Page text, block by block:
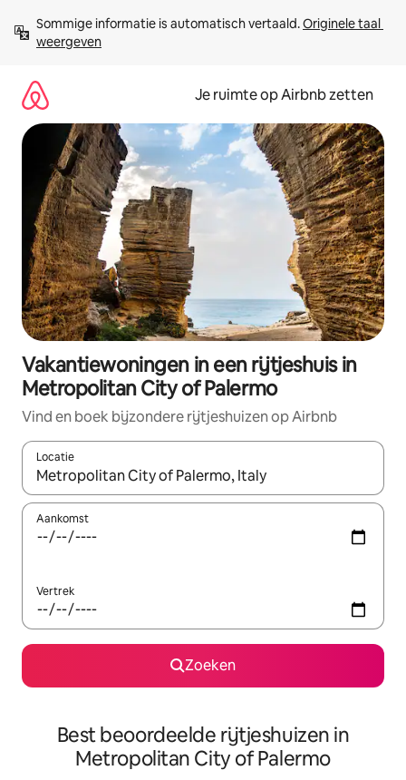
direct
naar
Sommige informatie is automatisch vertaald. Originele taal
weergeven
Je ruimte op Airbnb zetten
Vakantiewoningen in een rijtjeshuis in
Metropolitan City of Palermo
Vind en boek bijzondere rijtjeshuizen op Airbnb
Locatie
Wanneer er suggesties beschikbaar zijn, maak je een keuze
Aankomst
Vertrek
Zoeken
Best beoordeelde rijtjeshuizen in
Metropolitan City of Palermo